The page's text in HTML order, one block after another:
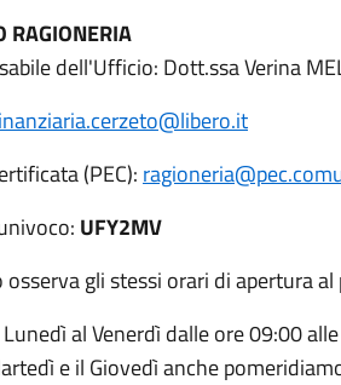
RAGIONERIA
dell'Ufficio: Dott.ssa Verina
(PEC):
UFY2MV
osserva gli stessi orari di apertura al
al Venerdì dalle ore 09:00
e il Giovedì anche